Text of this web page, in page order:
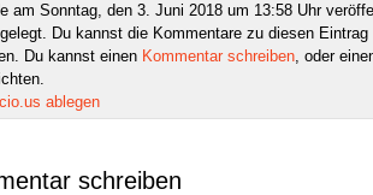
am Sonntag, den 3. Juni 2018 um 13:58 Uhr
Du kannst die Kommentare zu diesen
Du kannst einen Kommentar schreiben, oder
ablegen
schreiben